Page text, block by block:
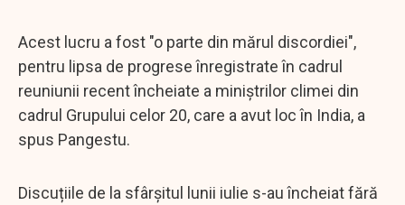
Acest lucru a fost "o parte din mărul discordiei",
pentru lipsa de progrese înregistrate în cadrul
reuniunii recent încheiate a miniștrilor climei din
cadrul Grupului celor 20, care a avut loc în India, a
spus Pangestu.
Discuțiile de la sfârșitul lunii iulie s-au încheiat fără